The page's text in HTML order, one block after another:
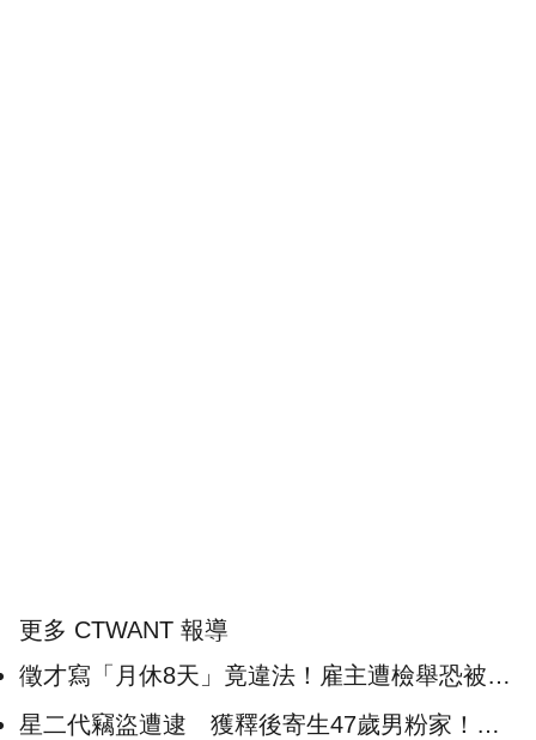
更多 CTWANT 報導
徵才寫「月休8天」竟違法！雇主遭檢舉恐被罰
百萬 勞工嘆現實面：不痛不癢
星二代竊盜遭逮 獲釋後寄生47歲男粉家！膀